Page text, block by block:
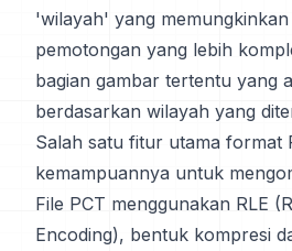
'wilayah' yang
pemotongan yang lebih
bagian gambar tertentu yang
berdasarkan wilayah yang
Salah satu fitur utama format
kemampuannya untuk
File PCT menggunakan RLE
Encoding), bentuk kompresi